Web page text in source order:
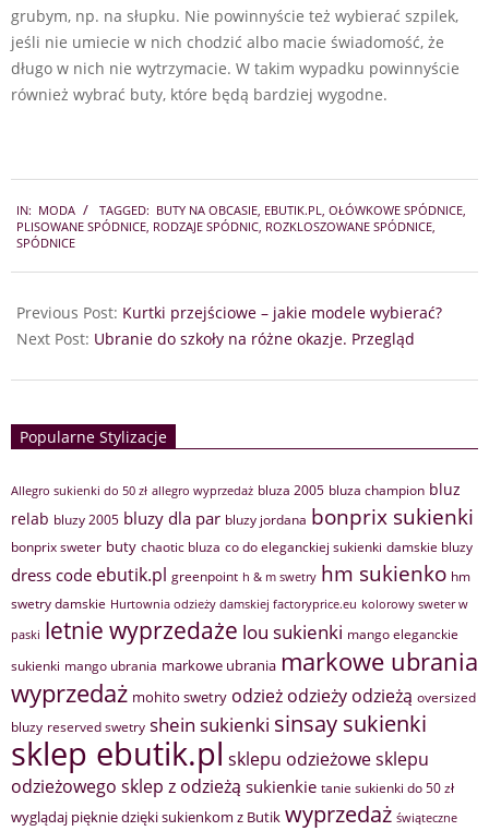
grubym, np. na słupku. Nie powinnyście też wybierać szpilek,
jeśli nie umiecie w nich chodzić albo macie świadomość, że
długo w nich nie wytrzymacie. W takim wypadku powinnyście
również wybrać buty, które będą bardziej wygodne.
09-
14
IN: MODA TAGGED: BUTY NA OBCASIE EBUTIK.PL OŁÓWKOWE SPÓDNICE
PLISOWANE SPÓDNICE RODZAJE SPÓDNIC ROZKLOSZOWANE SPÓDNICE
SPÓDNICE
Previous Post: Kurtki przejściowe – jakie modele wybierać?
Next Post: Ubranie do szkoły na różne okazje. Przegląd
Popularne Stylizacje
Allegro sukienki do 50 zł allegro wyprzedaż bluza 2005 bluza champion bluz
relab bluzy 2005 bluzy dla par bluzy jordana bonprix sukienki
bonprix sweter buty chaotic bluza co do eleganckiej sukienki damskie bluzy
dress code ebutik.pl greenpoint h & m swetry hm sukienko hm
swetry damskie Hurtownia odzieży damskiej factoryprice.eu kolorowy sweter w
paski letnie wyprzedaże lou sukienki mango eleganckie
sukienki mango ubrania markowe ubrania markowe ubrania
wyprzedaż mohito swetry odzież odzieży odzieżą oversized
bluzy reserved swetry shein sukienki sinsay sukienki
sklep ebutik.pl sklepu odzieżowesklepu
odzieżowego sklep z odzieżą sukienkie tanie sukienki do 50 zł
wyglądaj pięknie dzięki sukienkom z Butik wyprzedaż świąteczne